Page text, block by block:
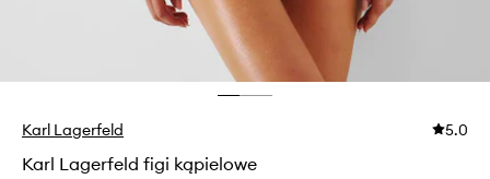
Karl Lagerfeld 5.0
Karl Lagerfeld figi kąpielowe